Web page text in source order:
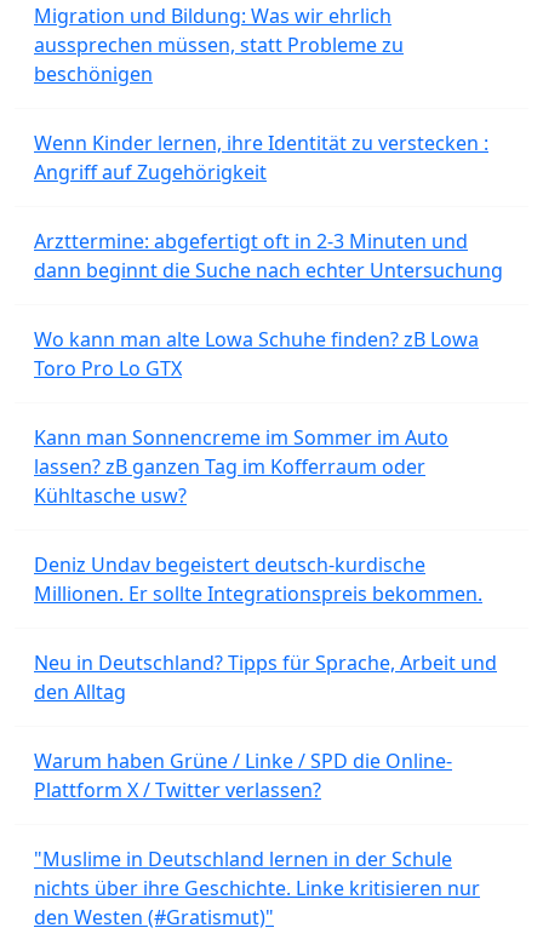
Migration und Bildung: Was wir ehrlich
aussprechen müssen, statt Probleme zu
beschönigen
Wenn Kinder lernen, ihre Identität zu verstecken :
Angriff auf Zugehörigkeit
Arzttermine: abgefertigt oft in 2-3 Minuten und
dann beginnt die Suche nach echter Untersuchung
Wo kann man alte Lowa Schuhe finden? zB Lowa
Toro Pro Lo GTX
Kann man Sonnencreme im Sommer im Auto
lassen? zB ganzen Tag im Kofferraum oder
Kühltasche usw?
Deniz Undav begeistert deutsch-kurdische
Millionen. Er sollte Integrationspreis bekommen.
Neu in Deutschland? Tipps für Sprache, Arbeit und
den Alltag
Warum haben Grüne / Linke / SPD die Online-
Plattform X / Twitter verlassen?
"Muslime in Deutschland lernen in der Schule
nichts über ihre Geschichte. Linke kritisieren nur
den Westen (#Gratismut)"